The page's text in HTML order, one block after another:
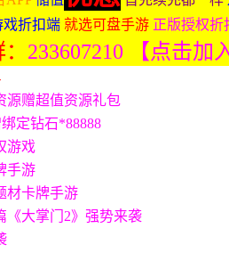
折扣端就选可盘手游 正版授权折
233607210 【点击加
源赠超值资源礼包
定钻石*88888
游戏
手游
材卡牌手游
《大掌门2》强势来袭